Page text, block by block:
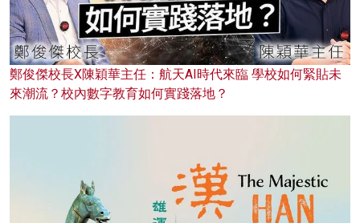
鄭俊傑校長X陳穎華主任：航天AI時代來臨 學校如何緊貼未
來潮流？校內數字教育如何實踐落地？